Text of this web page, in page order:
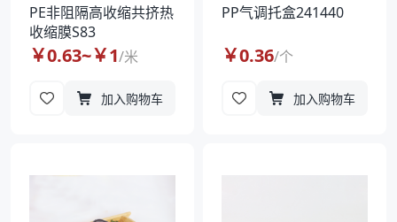
PE非阻隔高收缩共挤热
收缩膜S83
￥0.63~￥1/米
加入购物车
PP气调托盒241440
￥0.36/个
加入购物车